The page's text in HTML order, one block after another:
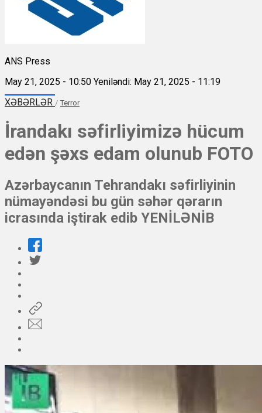
ANS Press
May 21, 2025 - 10:50 Yeniləndi: May 21, 2025 - 11:19
XƏBƏRLƏR / Terror
İrandakı səfirliyimizə hücum
edən şəxs edam olunub FOTO
Azərbaycanın Tehrandakı səfirliyinin
nümayəndəsi bu gün səhər qərarın
icrasında iştirak edib YENİLƏNİB